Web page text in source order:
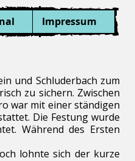
Impressum
und Schluderbach zum
zu sichern. Zwischen
war mit einer ständigen
Die Festung wurde
Während des Ersten
lohnte sich der kurze